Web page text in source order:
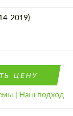
2019)
ЦЕНУ
| Наш подход